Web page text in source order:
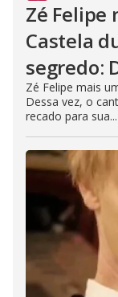
Zé Felipe
Castela
segredo:
Zé Felipe mais
Dessa vez, o
recado para sua...